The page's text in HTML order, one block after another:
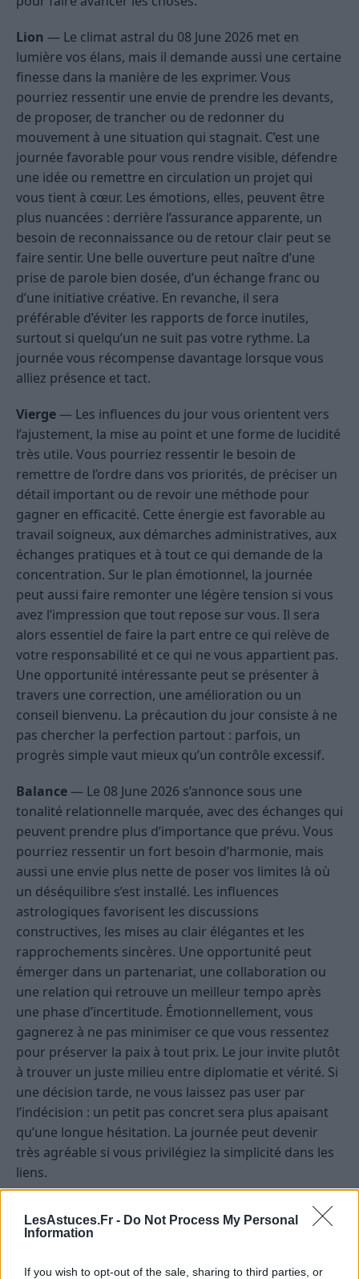
LesAstuces.Fr - Do Not Process My Personal
Information
If you wish to opt-out of the sale, sharing to third parties, or
Lion — Le climat astral du 08 June 2026 met en
lumière vos élans, mais il demande aussi une certaine
finesse dans la manière de les exprimer. Vous
pourriez ressentir une envie de prendre les devants,
de proposer, de trancher ou de redonner du
mouvement à une situation qui stagnait. C’est une
journée favorable pour vous rendre visible, défendre
une idée ou remettre en circulation un projet qui
vous tient à cœur. Les émotions, elles, peuvent être
plus nuancées : derrière l’assurance apparente, un
besoin de reconnaissance ou de retour clair peut se
faire sentir. Une belle ouverture peut naître d’une
prise de parole bien dosée, d’un échange franc ou
d’une initiative créative. En revanche, il sera
préférable d’éviter les rapports de force inutiles,
surtout si quelqu’un ne suit pas votre rythme. La
journée vous récompense davantage lorsque vous
alliez présence et tact.
Vierge — Les influences du jour vous orientent vers
l’ajustement, la mise au point et une forme de lucidité
très utile. Vous pourriez ressentir le besoin de
remettre de l’ordre dans vos priorités, de préciser un
détail important ou de revoir une méthode pour
gagner en efficacité. Cette énergie est favorable au
travail soigneux, aux démarches administratives, aux
échanges pratiques et à tout ce qui demande de la
concentration. Sur le plan émotionnel, la journée
peut aussi faire remonter une légère tension si vous
avez l’impression que tout repose sur vous. Il sera
alors essentiel de faire la part entre ce qui relève de
votre responsabilité et ce qui ne vous appartient pas.
Une opportunité intéressante peut se présenter à
travers une correction, une amélioration ou un
conseil bienvenu. La précaution du jour consiste à ne
pas chercher la perfection partout : parfois, un
progrès simple vaut mieux qu’un contrôle excessif.
Balance — Le 08 June 2026 s’annonce sous une
tonalité relationnelle marquée, avec des échanges qui
peuvent prendre plus d’importance que prévu. Vous
pourriez ressentir un fort besoin d’harmonie, mais
aussi une envie plus nette de poser vos limites là où
un déséquilibre s’est installé. Les influences
astrologiques favorisent les discussions
constructives, les mises au clair élégantes et les
rapprochements sincères. Une opportunité peut
émerger dans un partenariat, une collaboration ou
une relation qui retrouve un meilleur tempo après
une phase d’incertitude. Émotionnellement, vous
gagnerez à ne pas minimiser ce que vous ressentez
pour préserver la paix à tout prix. Le jour invite plutôt
à trouver un juste milieu entre diplomatie et vérité. Si
une décision tarde, ne vous laissez pas user par
l’indécision : un petit pas concret sera plus apaisant
qu’une longue hésitation. La journée peut devenir
très agréable si vous privilégiez la simplicité dans les
liens.
ambiance dense mais fertile, où beaucoup de choses
visibles immédiatement. Vous pourriez ressentir une